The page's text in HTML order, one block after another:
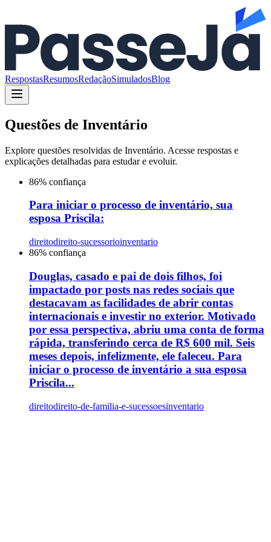
RespostasResumosRedaçãoSimuladosBlog
Questões de Inventário
Explore questões resolvidas de Inventário. Acesse respostas e
explicações detalhadas para estudar e evoluir.
86% confiança
Para iniciar o processo de inventário, sua
esposa Priscila:
direitodireito-sucessorioinventario
86% confiança
Douglas, casado e pai de dois filhos, foi
impactado por posts nas redes sociais que
destacavam as facilidades de abrir contas
internacionais e investir no exterior. Motivado
por essa perspectiva, abriu uma conta de forma
rápida, transferindo cerca de R$ 600 mil. Seis
meses depois, infelizmente, ele faleceu. Para
iniciar o processo de inventário a sua esposa
Priscila...
direitodireito-de-familia-e-sucessoesinventario